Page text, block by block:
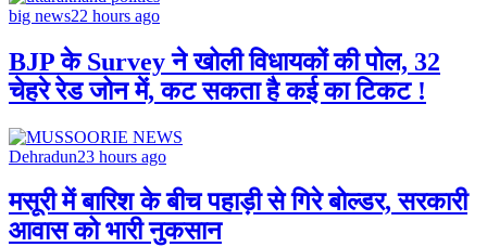
big news22 hours ago
BJP के Survey ने खोली विधायकों की पोल, 32
चेहरे रेड जोन में, कट सकता है कई का टिकट !
Dehradun23 hours ago
मसूरी में बारिश के बीच पहाड़ी से गिरे बोल्डर, सरकारी
आवास को भारी नुकसान